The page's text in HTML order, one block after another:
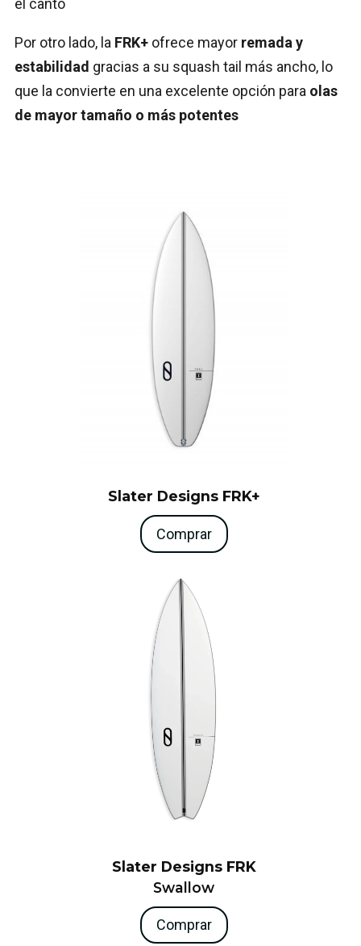
el canto
Por otro lado, la FRK+ ofrece mayor remada y
estabilidad gracias a su squash tail más ancho, lo
que la convierte en una excelente opción para olas
de mayor tamaño o más potentes
Slater Designs FRK+
Comprar
Slater Designs FRK
Swallow
Comprar